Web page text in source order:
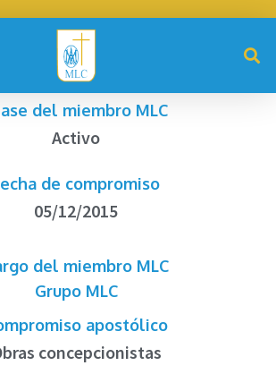
del miembro MLC
Activo
de compromiso
05/12/2015
del miembro MLC
Grupo MLC
apostólico
concepcionistas